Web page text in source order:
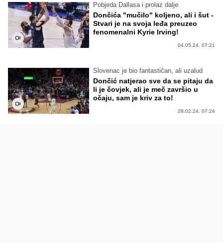
Pobjeda Dallasa i prolaz dalje
Dončića "mučilo" koljeno, ali i šut -
Stvari je na svoja leđa preuzeo
fenomenalni Kyrie Irving!
04.05.24. 07:21
Slovenac je bio fantastičan, ali uzalud
Dončić natjerao sve da se pitaju da
li je čovjek, ali je meč završio u
očaju, sam je kriv za to!
28.02.24. 07:24